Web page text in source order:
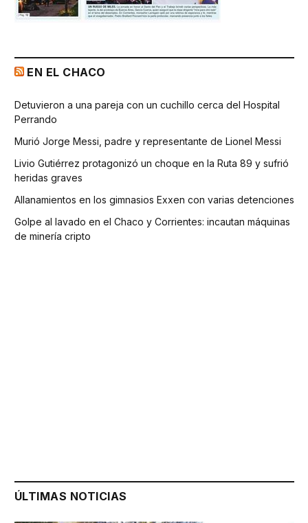
EN EL CHACO
Detuvieron a una pareja con un cuchillo cerca del Hospital
Perrando
Murió Jorge Messi, padre y representante de Lionel Messi
Livio Gutiérrez protagonizó un choque en la Ruta 89 y sufrió
heridas graves
Allanamientos en los gimnasios Exxen con varias detenciones
Golpe al lavado en el Chaco y Corrientes: incautan máquinas
de minería cripto
ÚLTIMAS NOTICIAS